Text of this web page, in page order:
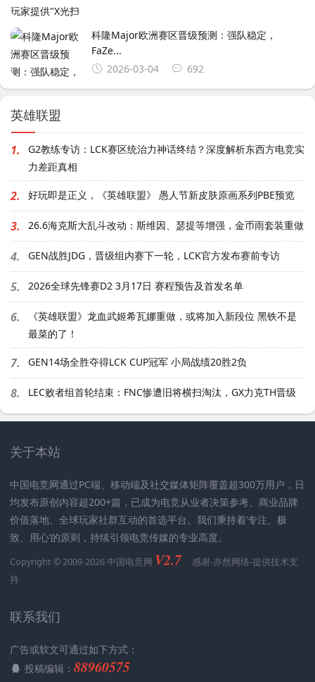
科隆Major欧洲赛区晋级预测：强队稳定，
FaZe...
2026-03-04
692
英雄联盟
1.
G2教练专访：LCK赛区统治力神话终结？深度解析东西方电竞实
力差距真相
2. 好玩即是正义，《英雄联盟》 愚人节新皮肤原画系列PBE预览
3. 26.6海克斯大乱斗改动：斯维因、瑟提等增强，金币雨套装重做
4. GEN战胜JDG，晋级组内赛下一轮，LCK官方发布赛前专访
5. 2026全球先锋赛D2 3月17日 赛程预告及首发名单
6.
《英雄联盟》龙血武姬希瓦娜重做，或将加入新段位 黑铁不是
最菜的了！
7. GEN14场全胜夺得LCK CUP冠军 小局战绩20胜2负
8. LEC败者组首轮结束：FNC惨遭旧将横扫淘汰，GX力克TH晋级
关于本站
中国电竞网通过PC端、移动端及社交媒体矩阵覆盖超300万用户，日
均发布原创内容超200+篇，已成为电竞从业者决策参考、商业品牌
价值落地、全球玩家社群互动的首选平台。我们秉持着’专注、极
致、用心‘的原则，持续引领电竞传媒的专业高度。
Copyright © 2009-2026 中国电竞网 V2.7 感谢-亦然网络-提供技术支
持
联系我们
广告或软文可通过如下方式：
投稿编辑： 88960575